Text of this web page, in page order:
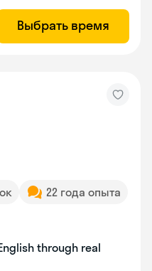
Выбрать время
22 года опыта
through real